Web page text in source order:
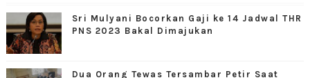
Sri Mulyani Bocorkan Gaji ke 14 Jadwal THR
PNS 2023 Bakal Dimajukan
Dua Orang Tewas Tersambar Petir Saat